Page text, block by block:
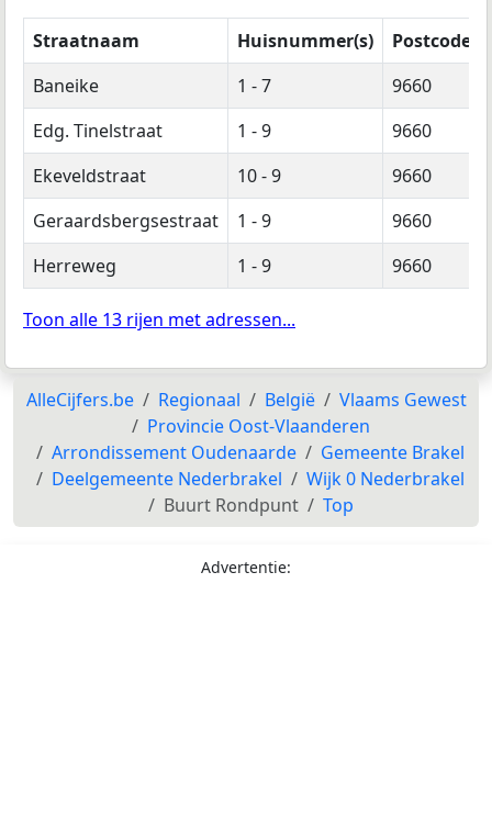
Straatnaam Huisnummer(s)
Postcode(s)
Baneike
1 - 7
9660
Edg. Tinelstraat
1 - 9
9660
Ekeveldstraat
10 - 9
9660
Geraardsbergsestraat
1 - 9
9660
Herreweg
1 - 9 9660
Toon alle 13 rijen met adressen...
AlleCijfers.be Regionaal België
Vlaams Gewest
Provincie Oost-Vlaanderen
Arrondissement Oudenaarde
Gemeente Brakel
Deelgemeente Nederbrakel
Wijk 0 Nederbrakel
Buurt Rondpunt
Top
Advertentie: